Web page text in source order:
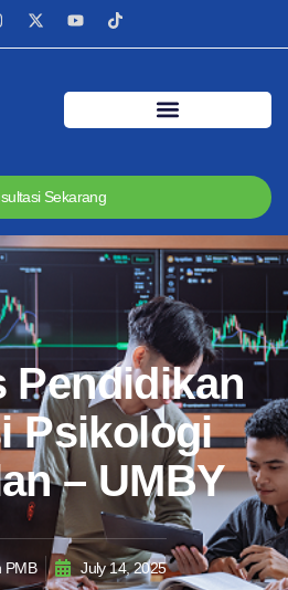
Sekarang
Pendidikan
Psikologi
– UMBY
PMB July 14, 2025